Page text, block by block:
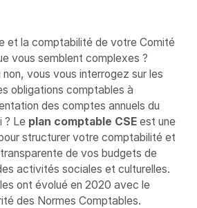
et la comptabilité de votre Comité
vous semblent complexes ?
vous vous interrogez sur les
obligations comptables à
des comptes annuels du
? Le plan comptable CSE est une
structurer votre comptabilité et
de vos budgets de
activités sociales et culturelles.
ont évolué en 2020 avec le
des Normes Comptables.